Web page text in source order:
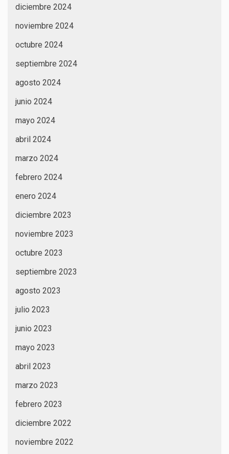
diciembre 2024
noviembre 2024
octubre 2024
septiembre 2024
agosto 2024
junio 2024
mayo 2024
abril 2024
marzo 2024
febrero 2024
enero 2024
diciembre 2023
noviembre 2023
octubre 2023
septiembre 2023
agosto 2023
julio 2023
junio 2023
mayo 2023
abril 2023
marzo 2023
febrero 2023
diciembre 2022
noviembre 2022